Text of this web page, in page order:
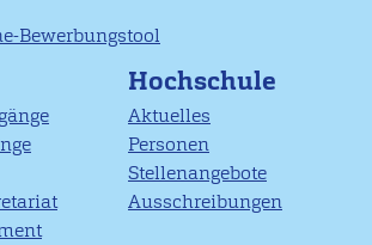
Bewerbungstool
Hochschule
Aktuelles
Personen
Stellenangebote
Ausschreibungen